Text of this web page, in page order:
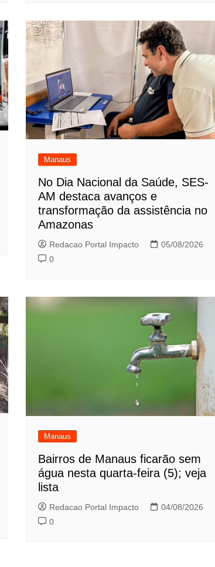
Manaus
No Dia Nacional da Saúde, SES-
AM destaca avanços e
transformação da assistência no
Amazonas
Redacao Portal Impacto
05/08/2026
0
Manaus
Bairros de Manaus ficarão sem
água nesta quarta-feira (5); veja
lista
Redacao Portal Impacto
04/08/2026
0